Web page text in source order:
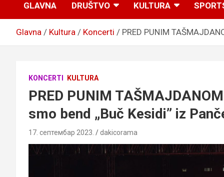
GLAVNA DRUŠTVO KULTURA
Glavna Kultura Koncerti PRED PUNIM
KONCERTI KULTURA
PRED PUNIM
smo bend „Buč Kesidi” iz
17. септембар 2023. dakicorama